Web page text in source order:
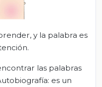
y la palabra es
las palabras
es un